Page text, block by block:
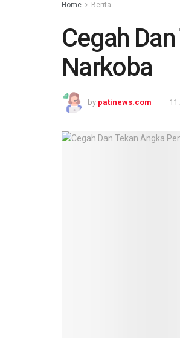
Home Berita
Cegah
Narkoba
by patinews.com 11